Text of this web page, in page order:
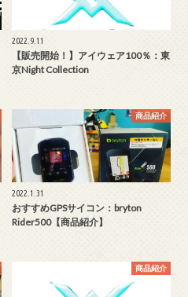
2022.9.11
【販売開始！】アイウェア100％：東
京Night Collection
商品紹介
2022.1.31
おすすめGPSサイコン：bryton
Rider500【商品紹介】
商品紹介